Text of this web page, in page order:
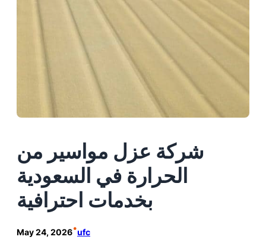
شركة عزل مواسير من
الحرارة في السعودية
بخدمات احترافية
May 24, 2026•ufc